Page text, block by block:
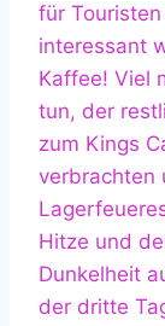
für
interessant
Kaffee! Viel
tun, der
zum Kings
verbrachten
Hitze und
Dunkelheit
der dritte